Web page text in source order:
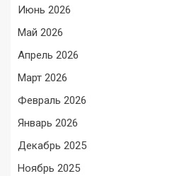
Июнь 2026
Май 2026
Апрель 2026
Март 2026
Февраль 2026
Январь 2026
Декабрь 2025
Ноябрь 2025